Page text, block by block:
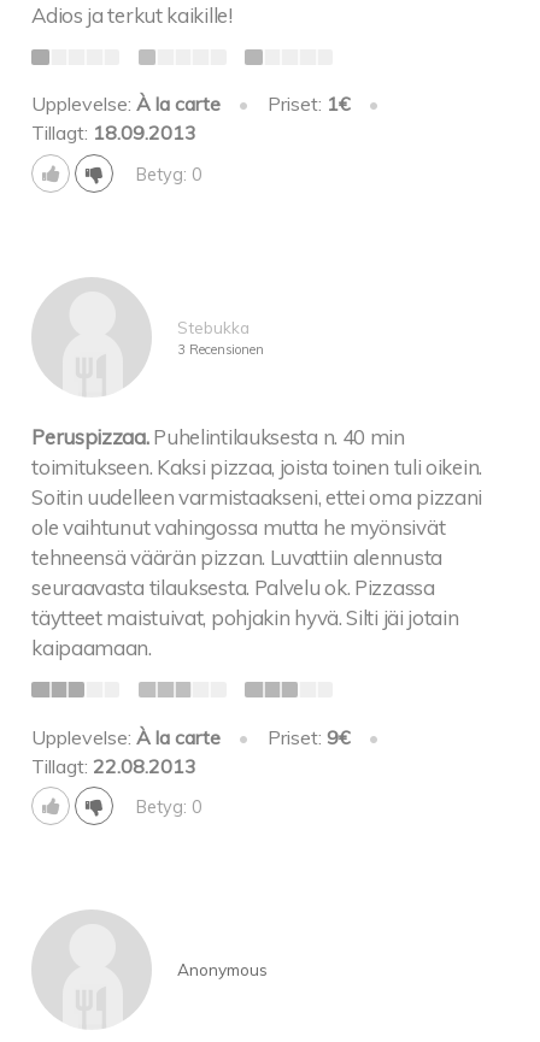
Adios ja terkut kaikille!
Upplevelse:À la carte • Priset: 1€
•
Tillagt: 18.09.2013
Betyg: 0
Stebukka
3 Recensionen
Peruspizzaa. Puhelintilauksesta n. 40 min
toimitukseen. Kaksi pizzaa, joista toinen tuli oikein.
Soitin uudelleen varmistaakseni, ettei oma pizzani
ole vaihtunut vahingossa mutta he myönsivät
tehneensä väärän pizzan. Luvattiin alennusta
seuraavasta tilauksesta. Palvelu ok. Pizzassa
täytteet maistuivat, pohjakin hyvä. Silti jäi jotain
kaipaamaan.
Upplevelse:À la carte • Priset: 9€
•
Tillagt: 22.08.2013
Betyg: 0
Anonymous